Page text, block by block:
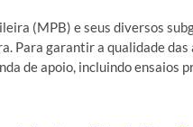
(MPB) e seus diversos
Para garantir a qualidade das
de apoio, incluindo ensaios